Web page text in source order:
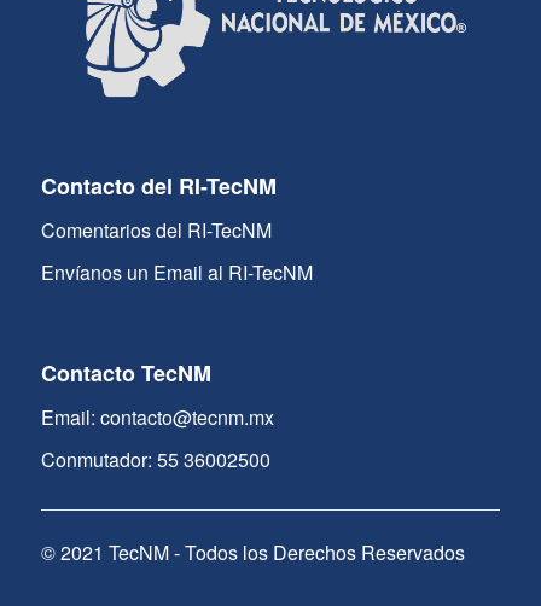
Contacto del RI-TecNM
Comentarios del RI-TecNM
Envíanos un Email al RI-TecNM
Contacto TecNM
Email: contacto@tecnm.mx
Conmutador: 55 36002500
© 2021 TecNM - Todos los Derechos Reservados